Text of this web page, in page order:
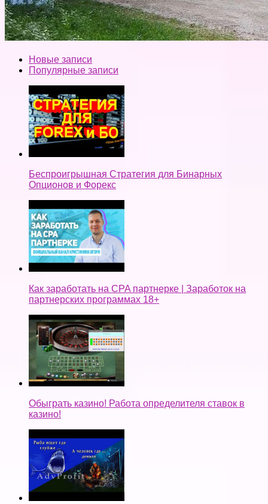
Новые записи
Популярные записи
Беспроигрышная Стратегия для Бинарных
Опционов и Форекс
Как заработать на CPA партнерке | Заработок на
партнерских программах 18+
Обыграть казино! Работа определителя ставок в
казино!